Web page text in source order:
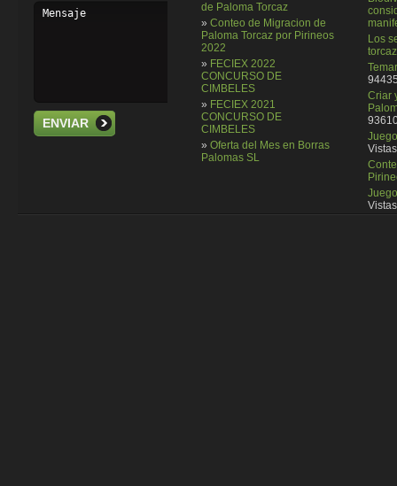
ENVIAR
de Paloma Torcaz
» Conteo de Migracion de
Paloma Torcaz por Pirineos
2022
» FECIEX 2022
CONCURSO DE
CIMBELES
» FECIEX 2021
CONCURSO DE
CIMBELES
» Oferta del Mes en Borras
Palomas SL
Los
torcaz
Criar
Vistas
Vistas